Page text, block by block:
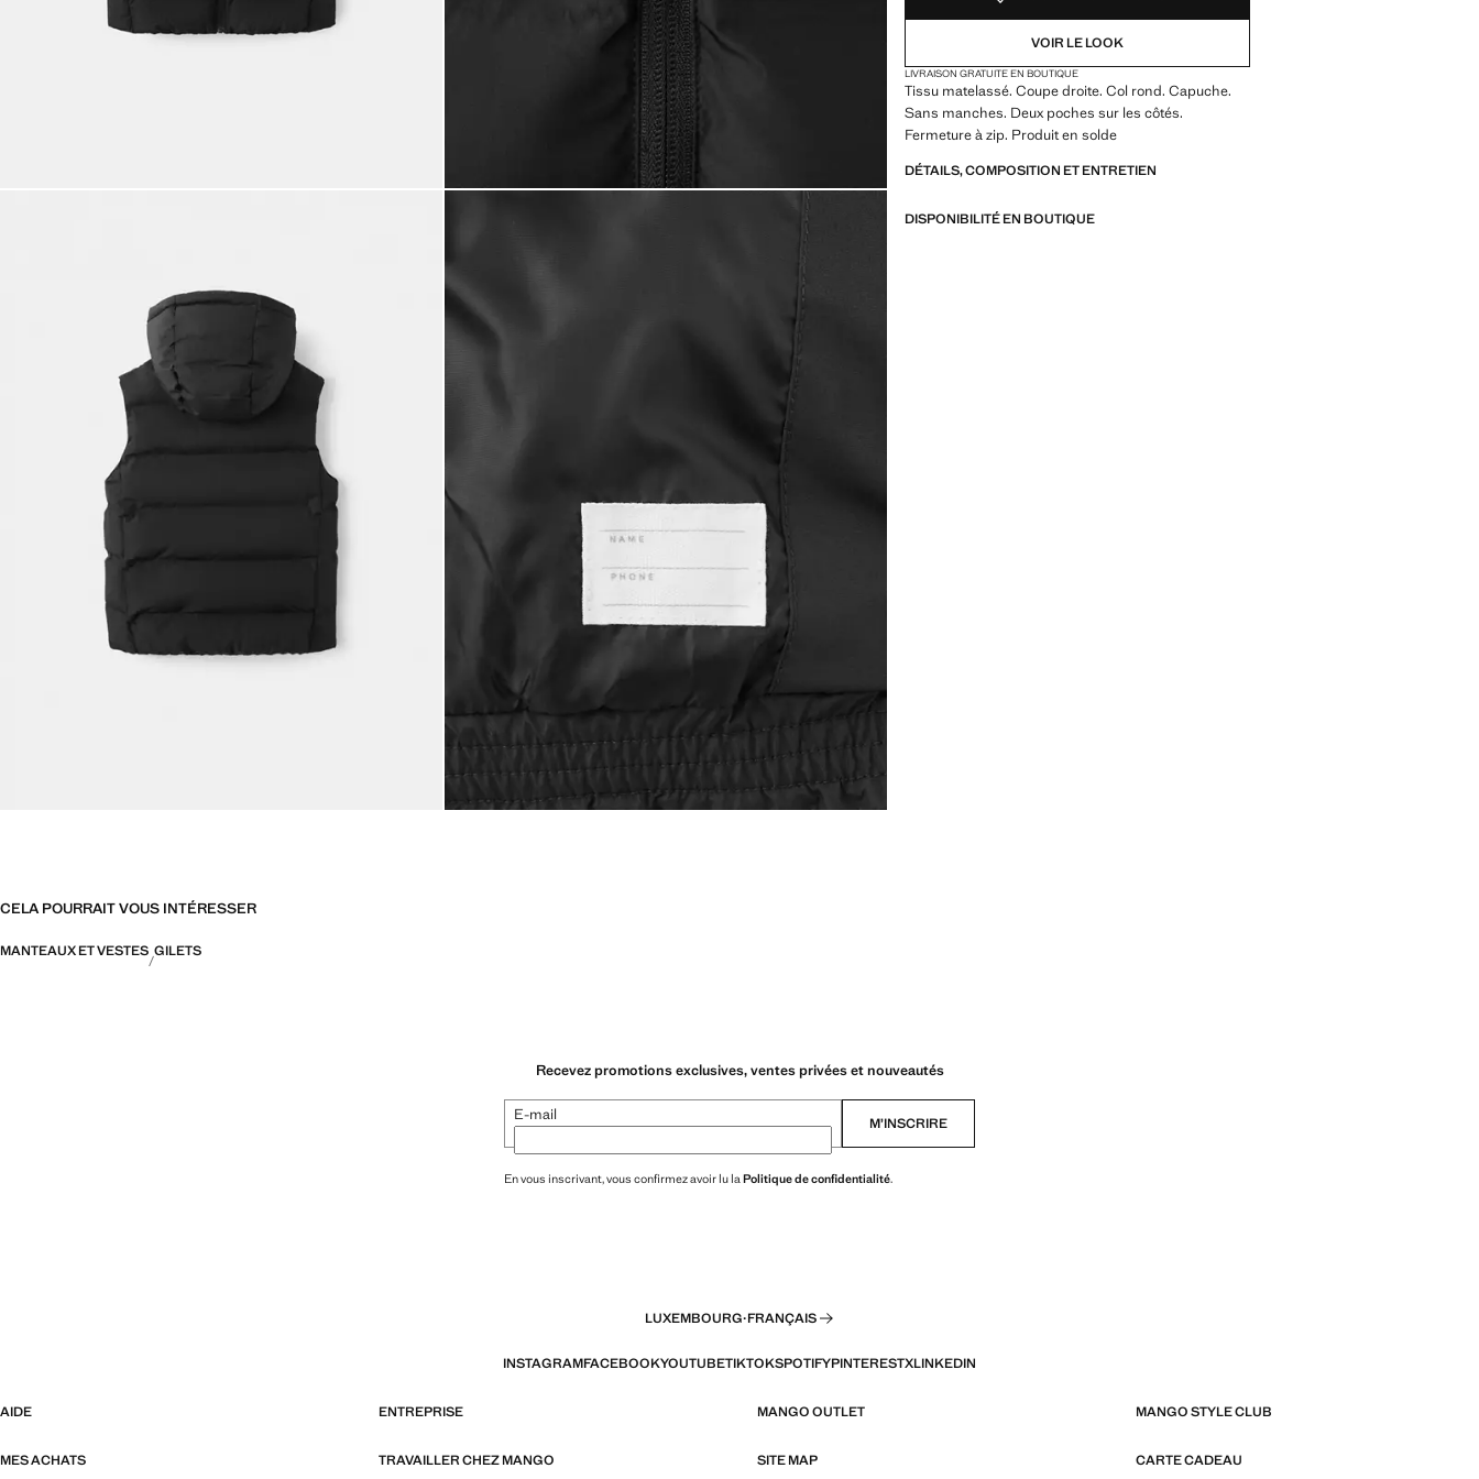
VOIR LE LOOK
LIVRAISON GRATUITE EN BOUTIQUE
Tissu matelassé. Coupe droite. Col rond. Capuche.
Sans manches. Deux poches sur les côtés.
Fermeture à zip. Produit en solde
DÉTAILS, COMPOSITION ET ENTRETIEN
DISPONIBILITÉ EN BOUTIQUE
CELA POURRAIT VOUS INTÉRESSER
MANTEAUX ET VESTES GILETS
Recevez promotions exclusives, ventes privées et nouveautés
E-mail M’INSCRIRE
En vous inscrivant, vous confirmez avoir lu laPolitique de confidentialité.
LUXEMBOURG·FRANÇAIS
INSTAGRAMFACEBOOKYOUTUBETIKTOKSPOTIFYPINTERESTXLINKEDIN
AIDE ENTREPRISE MANGO OUTLET MANGO STYLE CLUB
MES ACHATS TRAVAILLER CHEZ MANGO SITE MAP CARTE CADEAU